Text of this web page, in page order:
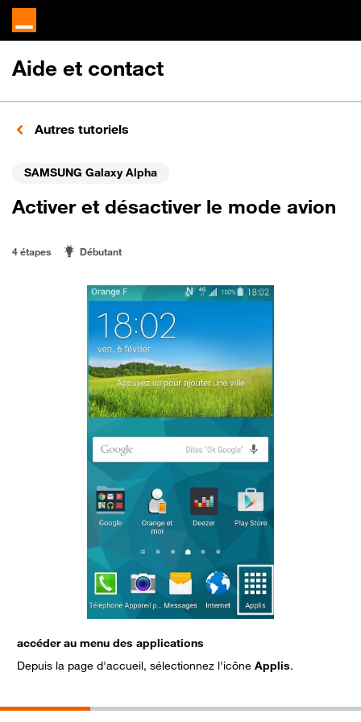
Aide et contact
Autres tutoriels
SAMSUNG Galaxy Alpha
Activer et désactiver le mode avion
4 étapes Débutant
accéder au menu des applications
Depuis la page d'accueil, sélectionnez l'icône Applis.